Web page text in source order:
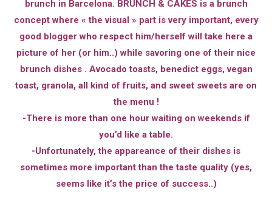
brunch in Barcelona. BRUNCH & CAKES is a brunch
concept where « the visual » part is very important, every
good blogger who respect him/herself will take here a
picture of her (or him..) while savoring one of their nice
brunch dishes . Avocado toasts, benedict eggs, vegan
toast, granola, all kind of fruits, and sweet sweets are on
the menu !
-There is more than one hour waiting on weekends if
you’d like a table.
-Unfortunately, the appareance of their dishes is
sometimes more important than the taste quality (yes,
seems like it’s the price of success..)